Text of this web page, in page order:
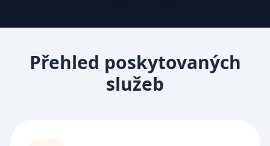
Přehled poskytovaných
služeb